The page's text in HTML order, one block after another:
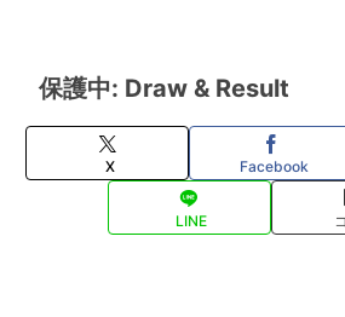
保護中: Draw & Result
X Facebook
LINE